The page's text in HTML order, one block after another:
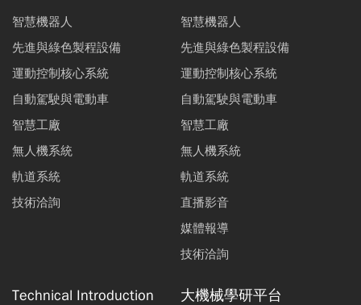
智慧機器人
先進與綠色製程設備
運動控制核心系統
自動駕駛與電動車
智慧工廠
無人機系統
軌道系統
技術洽詢
智慧機器人
先進與綠色製程設備
運動控制核心系統
自動駕駛與電動車
智慧工廠
無人機系統
軌道系統
直播影音
媒體報導
技術洽詢
Technical Introduction 大機械學研平台